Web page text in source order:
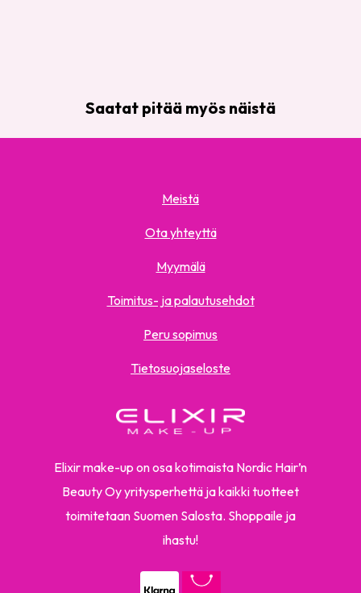
Saatat pitää myös näistä
Elixir make-up on osa kotimaista Nordic Hair’n
Beauty Oy yritysperhettä ja kaikki tuotteet
toimitetaan Suomen Salosta. Shoppaile ja
ihastu!
Meistä
Ota yhteyttä
Myymälä
Toimitus- ja palautusehdot
Peru sopimus
Tietosuojaseloste